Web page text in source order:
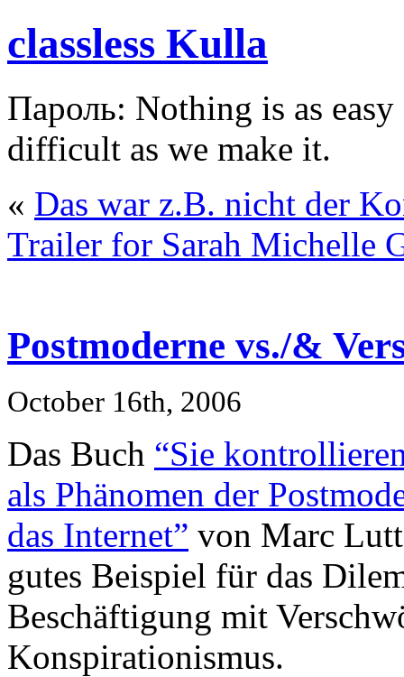
classless Kulla
Пароль: Nothing is as
difficult as we make it.
« Das war z.B. nicht der
Trailer for Sarah Michelle
Postmoderne vs./&
October 16th, 2006
Das Buch “Sie
als Phänomen der
das Internet” von Marc
gutes Beispiel für das
Beschäftigung mit
Konspirationismus.